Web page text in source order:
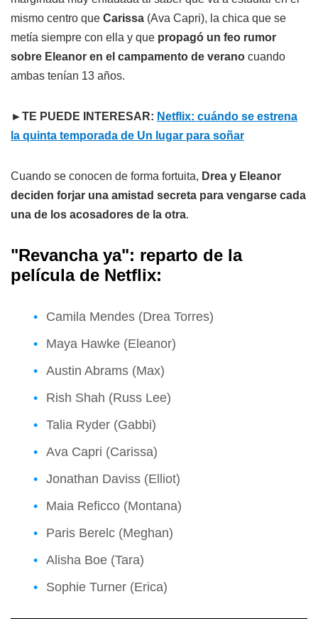
mismo centro que Carissa (Ava Capri), la chica que se
metía siempre con ella y que propagó un feo rumor
sobre Eleanor en el campamento de verano cuando
ambas tenían 13 años.
►TE PUEDE INTERESAR: Netflix: cuándo se estrena
la quinta temporada de Un lugar para soñar
Cuando se conocen de forma fortuita, Drea y Eleanor
deciden forjar una amistad secreta para vengarse cada
una de los acosadores de la otra.
"Revancha ya": reparto de la
película de Netflix:
Camila Mendes (Drea Torres)
Maya Hawke (Eleanor)
Austin Abrams (Max)
Rish Shah (Russ Lee)
Talia Ryder (Gabbi)
Ava Capri (Carissa)
Jonathan Daviss (Elliot)
Maia Reficco (Montana)
Paris Berelc (Meghan)
Alisha Boe (Tara)
Sophie Turner (Erica)